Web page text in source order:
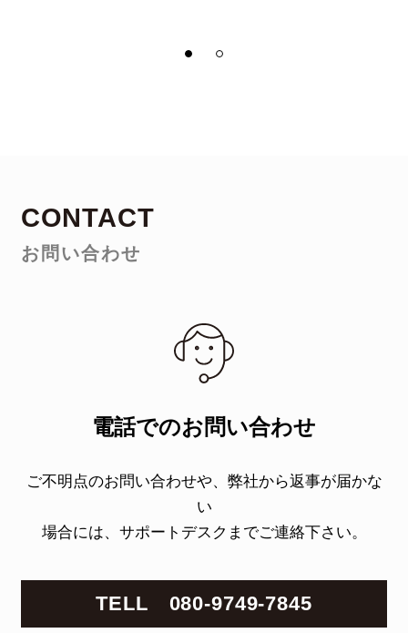
1 2
CONTACT
お問い合わせ
電話でのお問い合わせ
ご不明点のお問い合わせや、弊社から返事が届かな
い
場合には、サポートデスクまでご連絡下さい。
TELL 080-9749-7845